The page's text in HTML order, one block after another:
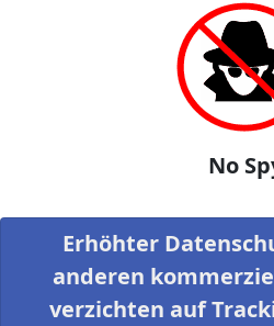
No
Erhöhter
anderen
verzichten auf